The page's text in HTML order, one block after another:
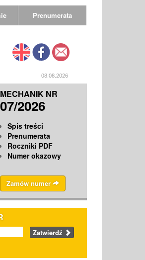
Prenumerata
08.08.2026
MECHANIK NR
07/2026
Spis treści
Prenumerata
Roczniki PDF
Numer okazowy
Zamów numer
Zatwierdź